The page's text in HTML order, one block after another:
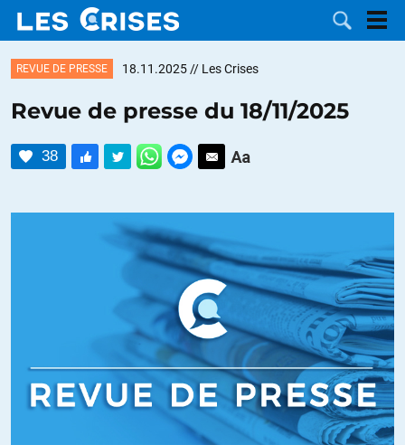
LES
REVUE DE PRESSE 18.11.2025 // Les Crises
Revue de presse du 18/11/2025
38